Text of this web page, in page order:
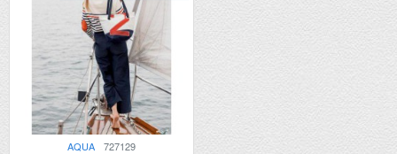
AQUA 727129